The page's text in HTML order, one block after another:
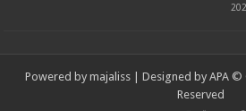
Powered by majaliss | Designed by APA ©
Reserved